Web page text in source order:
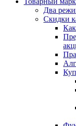
Два
Скидки